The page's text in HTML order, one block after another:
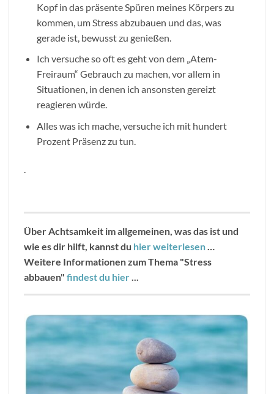
Kopf in das präsente Spüren meines Körpers zu
kommen, um Stress abzubauen und das, was
gerade ist, bewusst zu genießen.
Ich versuche so oft es geht von dem „Atem-
Freiraum“ Gebrauch zu machen, vor allem in
Situationen, in denen ich ansonsten gereizt
reagieren würde.
Alles was ich mache, versuche ich mit hundert
Prozent Präsenz zu tun.
Über Achtsamkeit im allgemeinen, was das ist und
wie es dir hilft, kannst du hier weiterlesen
Weitere Informationen zum Thema "Stress
abbauen" findest du hier